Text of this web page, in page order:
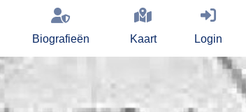
Biografieën Kaart Login